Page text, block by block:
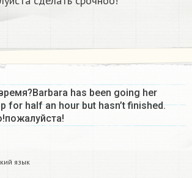
has been going her
for half an hour but hasn’t finished.
язык